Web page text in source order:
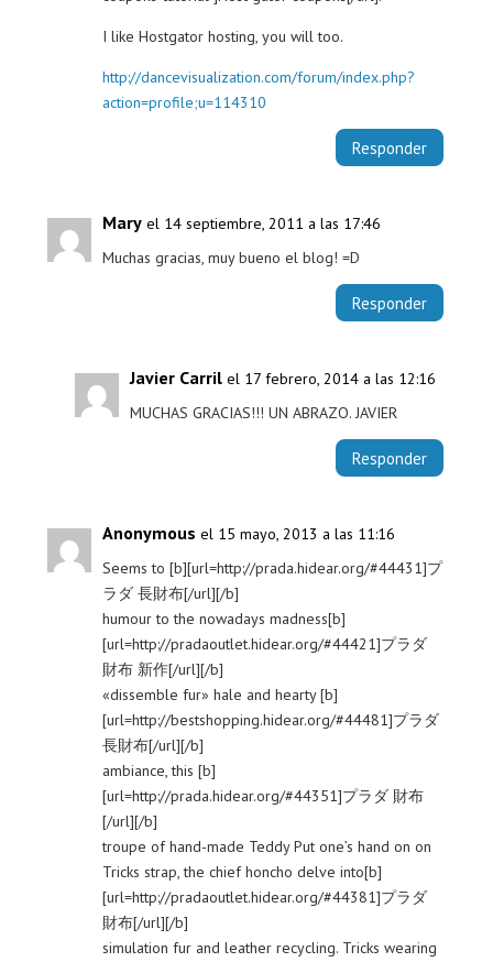
I like Hostgator hosting, you will too.
http://dancevisualization.com/forum/index.php?
action=profile;u=114310
Responder
Mary el 14 septiembre, 2011 a las 17:46
Muchas gracias, muy bueno el blog! =D
Responder
Javier Carril el 17 febrero, 2014 a las 12:16
MUCHAS GRACIAS!!! UN ABRAZO. JAVIER
Responder
Anonymous el 15 mayo, 2013 a las 11:16
Seems to [b][url=http://prada.hidear.org/#44431]プ
ラダ 長財布[/url][/b]
humour to the nowadays madness[b]
[url=http://pradaoutlet.hidear.org/#44421]プラダ
財布 新作[/url][/b]
«dissemble fur» hale and hearty [b]
[url=http://bestshopping.hidear.org/#44481]プラダ
長財布[/url][/b]
ambiance, this [b]
[url=http://prada.hidear.org/#44351]プラダ 財布
[/url][/b]
troupe of hand-made Teddy Put one’s hand on on
Tricks strap, the chief honcho delve into[b]
[url=http://pradaoutlet.hidear.org/#44381]プラダ
財布[/url][/b]
simulation fur and leather recycling. Tricks wearing